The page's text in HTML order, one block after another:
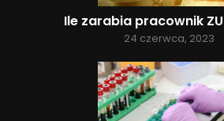
Ile zarabia pracownik
24 czerwca, 2023